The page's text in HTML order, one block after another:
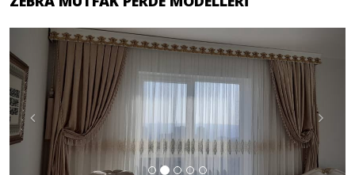
Previous